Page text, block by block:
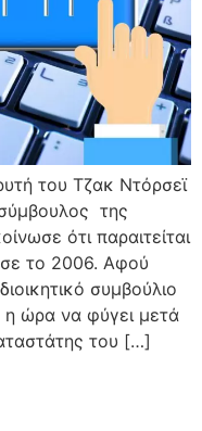
του Τζακ Ντόρσεϊ
της
ότι παραιτείται
το 2006. Αφού
συμβούλιο
η ώρα να φύγει μετά
του […]